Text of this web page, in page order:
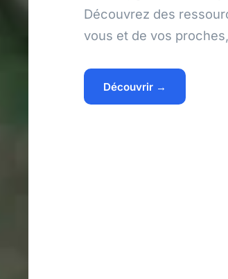
Découvrez des
vous et de vos
Découvrir →